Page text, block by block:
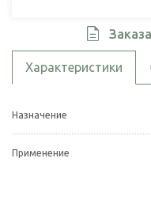
Характеристики
Назначение
Применение